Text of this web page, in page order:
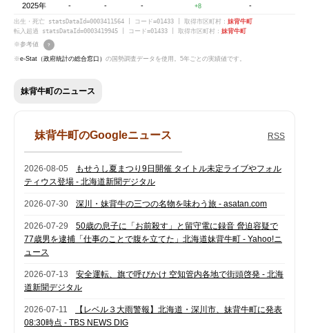
2025年 - - - +8 -
出生・死亡 statsDataId=0003411564 | コード=01433 | 取得市区町村： 妹背牛町
転入超過 statsDataId=0003419945 | コード=01433 | 取得市区町村： 妹背牛町
※参考値
?
※e-Stat（政府統計の総合窓口） の国勢調査データを使用。5年ごとの実績値です。
妹背牛町のニュース
妹背牛町のGoogleニュース RSS
2026-08-05
もせうし夏まつり9日開催 タイトル未定ライブやフォル
ティウス登場 - 北海道新聞デジタル
2026-07-30 深川・妹背牛の三つの名物を味わう旅 - asatan.com
2026-07-29
50歳の息子に「お前殺す」と留守電に録音 脅迫容疑で
77歳男を逮捕「仕事のことで腹を立てた」北海道妹背牛町 - Yahoo!ニ
ュース
2026-07-13
安全運転、旗で呼びかけ 空知管内各地で街頭啓発 - 北海
道新聞デジタル
2026-07-11
【レベル３大雨警報】北海道・深川市、妹背牛町に発表
08:30時点 - TBS NEWS DIG